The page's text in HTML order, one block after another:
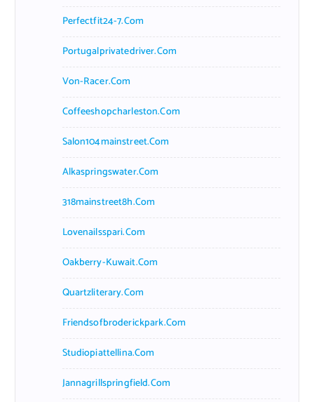
Perfectfit24-7.com
Portugalprivatedriver.com
Von-Racer.com
Coffeeshopcharleston.com
Salon104mainstreet.com
Alkaspringswater.com
318mainstreet8h.com
Lovenailsspari.com
Oakberry-Kuwait.com
Quartzliterary.com
Friendsofbroderickpark.com
Studiopiattellina.com
Jannagrillspringfield.com